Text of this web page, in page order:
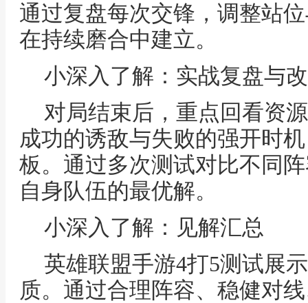
通过复盘每次交锋，调整站
在持续磨合中建立。
小深入了解：实战复盘与
对局结束后，重点回看资
成功的诱敌与失败的强开时
板。通过多次测试对比不同
自身队伍的最优解。
小深入了解：见解汇总
英雄联盟手游4打5测试展
质。通过合理阵容、稳健对